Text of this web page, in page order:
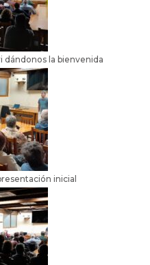
la bienvenida
inicial